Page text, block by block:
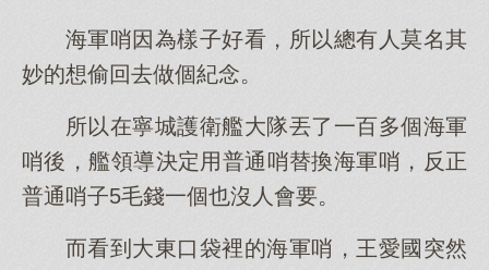
海軍哨因為樣子好看，所以總有人莫名其
妙的想偷回去做個紀念。
所以在寧城護衛艦大隊丟了一百多個海軍
哨後，艦領導決定用普通哨替換海軍哨，反正
普通哨子5毛錢一個也沒人會要。
而看到大東口袋裡的海軍哨，王愛國突然